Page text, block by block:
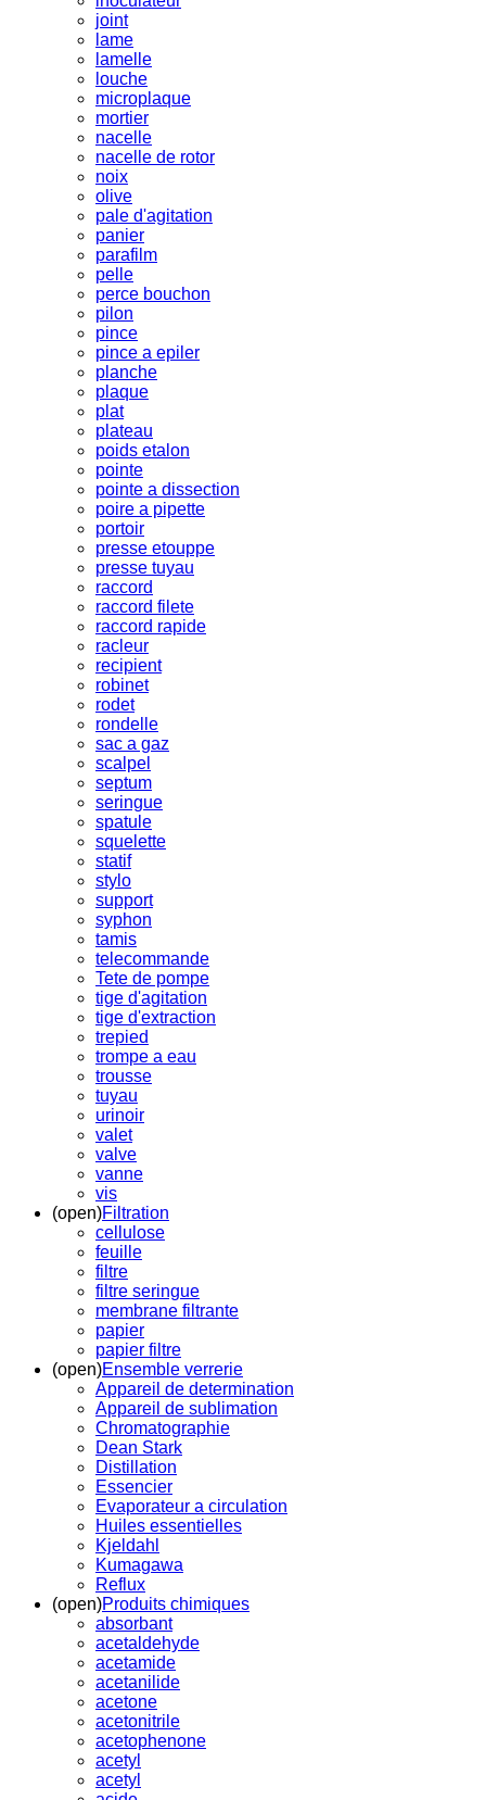
joint
lame
lamelle
louche
microplaque
mortier
nacelle
nacelle de rotor
noix
olive
pale d'agitation
panier
parafilm
pelle
perce bouchon
pilon
pince
pince a epiler
planche
plaque
plat
plateau
poids etalon
pointe
pointe a dissection
poire a pipette
portoir
presse etouppe
presse tuyau
raccord
raccord filete
raccord rapide
racleur
recipient
robinet
rodet
rondelle
sac a gaz
scalpel
septum
seringue
spatule
squelette
statif
stylo
support
syphon
tamis
telecommande
Tete de pompe
tige d'agitation
tige d'extraction
trepied
trompe a eau
trousse
tuyau
urinoir
valet
valve
vanne
vis
(open)Filtration
cellulose
feuille
filtre
filtre seringue
membrane filtrante
papier
papier filtre
(open)Ensemble verrerie
Appareil de determination
Appareil de sublimation
Chromatographie
Dean Stark
Distillation
Essencier
Evaporateur a circulation
Huiles essentielles
Kjeldahl
Kumagawa
Reflux
(open)Produits chimiques
absorbant
acetaldehyde
acetamide
acetanilide
acetone
acetonitrile
acetophenone
acetyl
acetyl